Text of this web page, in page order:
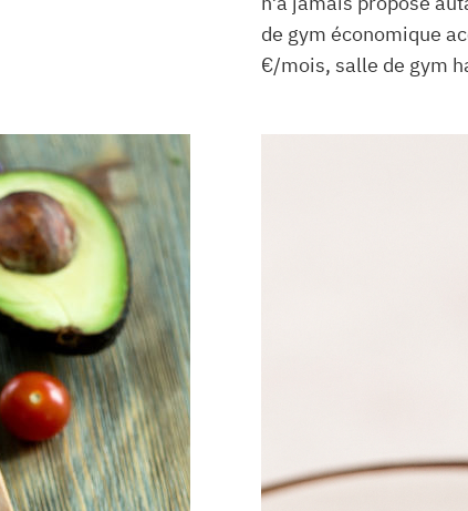
de gym économique
€/mois, salle de gym